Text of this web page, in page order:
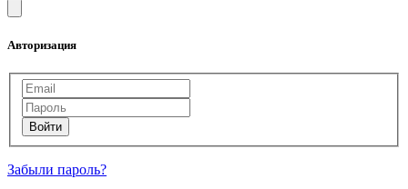
Авторизация
Забыли пароль?